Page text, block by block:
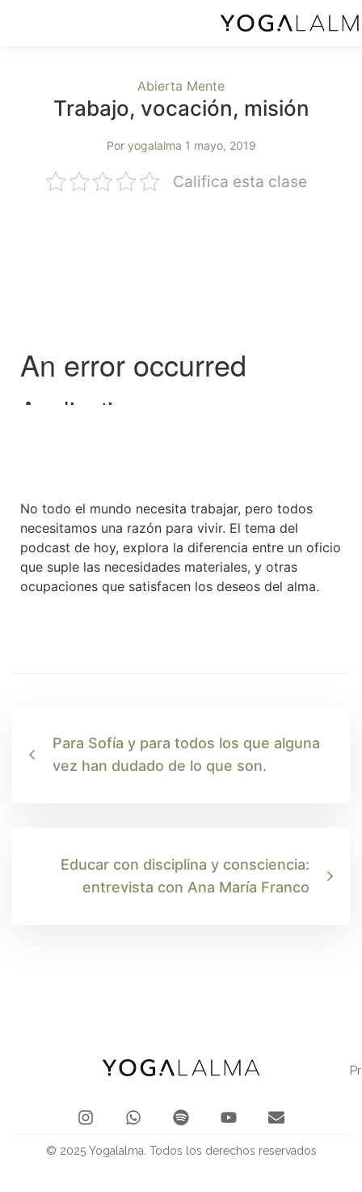
Abierta Mente
Trabajo, vocación, misión
Por yogalalma 1 mayo, 2019
Califica esta clase
No todo el mundo necesita trabajar, pero todos
necesitamos una razón para vivir. El tema del
podcast de hoy, explora la diferencia entre un oficio
que suple las necesidades materiales, y otras
ocupaciones que satisfacen los deseos del alma.
Para Sofía y para todos los que alguna
vez han dudado de lo que son.
Educar con disciplina y consciencia:
entrevista con Ana María Franco
© 2025 Yogalalma. Todos los derechos reservados